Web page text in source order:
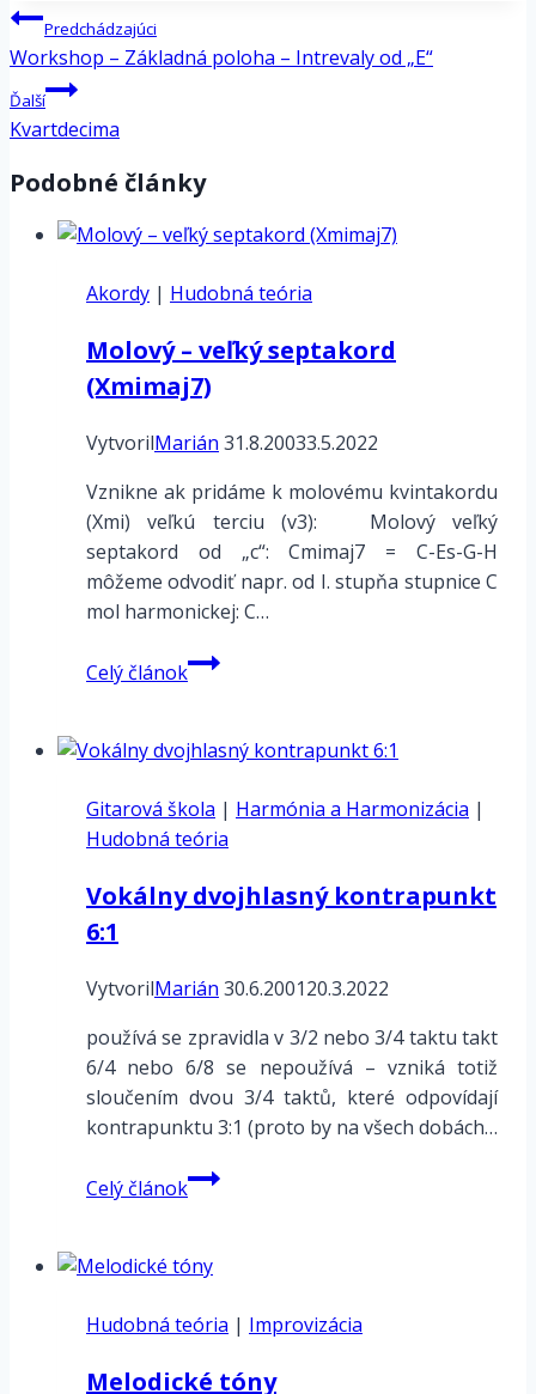
Navigácia
v
článku
Predchádzajúci
Workshop – Základná poloha – Intrevaly od „E“
Ďalší
Kvartdecima
Podobné články
Akordy | Hudobná teória
Molový – veľký septakord
(Xmimaj7)
VytvorilMarián 31.8.20033.5.2022
Vznikne ak pridáme k molovému kvintakordu
(Xmi) veľkú terciu (v3): Molový veľký
septakord od „c“: Cmimaj7 = C-Es-G-H
môžeme odvodiť napr. od I. stupňa stupnice C
mol harmonickej: C…
Celý článokMolový
–
septakord
Gitarová škola | Harmónia a Harmonizácia |
Hudobná teória
Vokálny dvojhlasný kontrapunkt
6:1
VytvorilMarián 30.6.200120.3.2022
používá se zpravidla v 3/2 nebo 3/4 taktu takt
6/4 nebo 6/8 se nepoužívá – vzniká totiž
sloučením dvou 3/4 taktů, které odpovídají
kontrapunktu 3:1 (proto by na všech dobách…
Celý článokVokálny
dvojhlasný
6:1
Hudobná teória | Improvizácia
Melodické tóny